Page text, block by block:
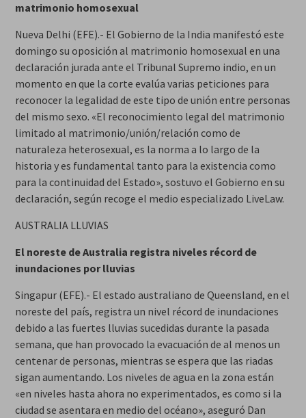
matrimonio homosexual
Nueva Delhi (EFE).- El Gobierno de la India manifestó este
domingo su oposición al matrimonio homosexual en una
declaración jurada ante el Tribunal Supremo indio, en un
momento en que la corte evalúa varias peticiones para
reconocer la legalidad de este tipo de unión entre personas
del mismo sexo. «El reconocimiento legal del matrimonio
limitado al matrimonio/unión/relación como de
naturaleza heterosexual, es la norma a lo largo de la
historia y es fundamental tanto para la existencia como
para la continuidad del Estado», sostuvo el Gobierno en su
declaración, según recoge el medio especializado LiveLaw.
AUSTRALIA LLUVIAS
El noreste de Australia registra niveles récord de
inundaciones por lluvias
Singapur (EFE).- El estado australiano de Queensland, en el
noreste del país, registra un nivel récord de inundaciones
debido a las fuertes lluvias sucedidas durante la pasada
semana, que han provocado la evacuación de al menos un
centenar de personas, mientras se espera que las riadas
sigan aumentando. Los niveles de agua en la zona están
«en niveles hasta ahora no experimentados, es como si la
ciudad se asentara en medio del océano», aseguró Dan